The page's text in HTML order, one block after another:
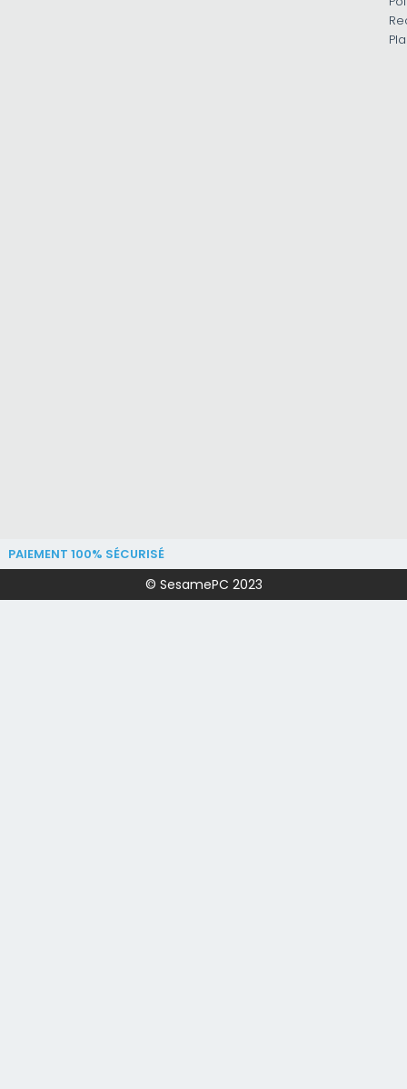
PAIEMENT 100% SÉCURISÉ
© SesamePC 2023